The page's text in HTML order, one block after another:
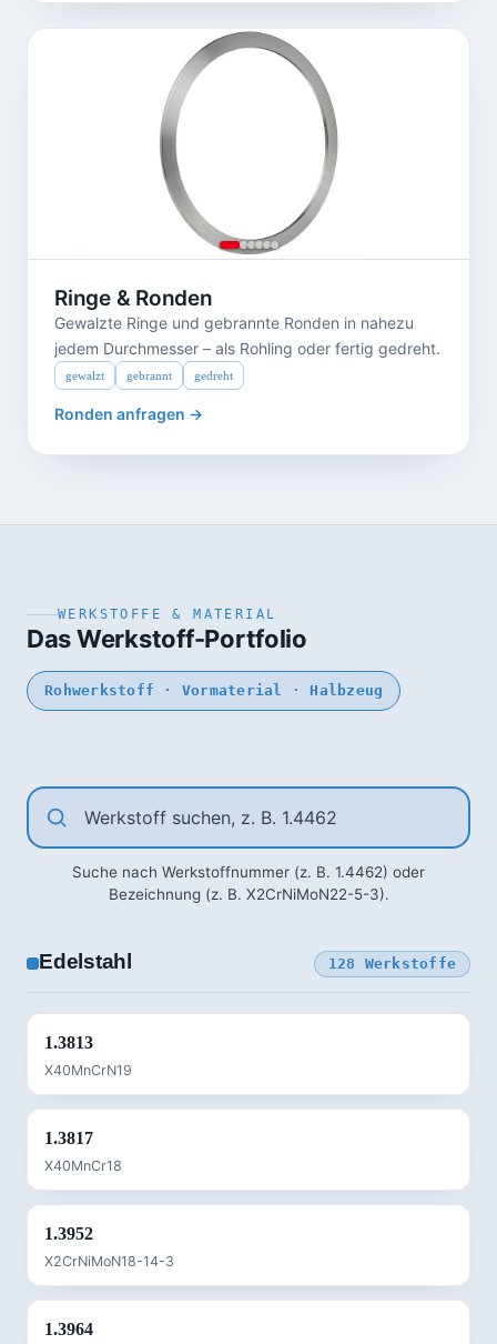
Ringe & Ronden
Gewalzte Ringe und gebrannte Ronden in nahezu
jedem Durchmesser – als Rohling oder fertig gedreht.
gewalzt gebrannt gedreht
Ronden anfragen →
WERKSTOFFE & MATERIAL
Das Werkstoff-Portfolio
Rohwerkstoff · Vormaterial · Halbzeug
Suche nach Werkstoffnummer (z. B. 1.4462) oder
Bezeichnung (z. B. X2CrNiMoN22-5-3).
Edelstahl 128 Werkstoffe
1.3813
X40MnCrN19
1.3817
X40MnCr18
1.3952
X2CrNiMoN18-14-3
1.3964